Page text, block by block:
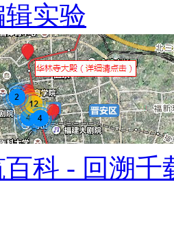
辑实验
科 - 回溯